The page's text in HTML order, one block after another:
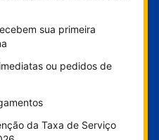
sua primeira
ou pedidos de
da Taxa de Serviço